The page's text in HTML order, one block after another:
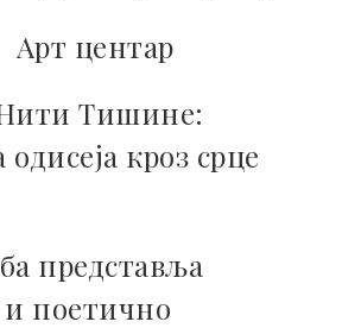
Арт центар
Тишине:
кроз срце
представља
поетично